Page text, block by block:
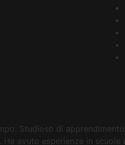
Studioso di
avuto esperienze in